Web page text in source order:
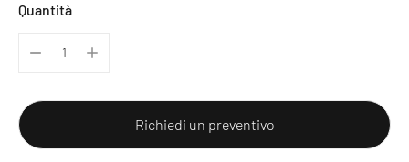
Quantità
Richiedi un preventivo